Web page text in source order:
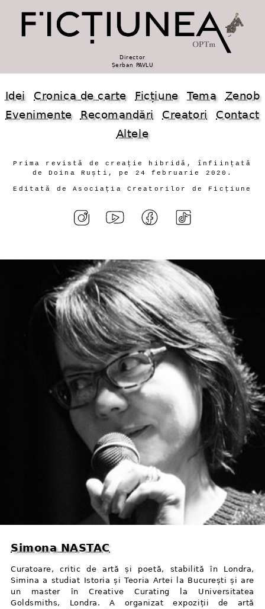
Director
Șerban PAVLU
Idei Cronica de carte Ficțiune Tema
Zenob
Evenimente
Recomandări Creatori
Contact
Altele
Prima revistă de creație hibridă, înființată
de Doina Ruști, pe 24 februarie 2020.
Editată de Asociația Creatorilor de Ficțiune
Simona NASTAC
Curatoare, critic de artă și poetă, stabilită în Londra,
Simina a studiat Istoria și Teoria Artei la București și are
un master în Creative Curating la Universitatea
Goldsmiths, Londra. A organizat expoziții de artă